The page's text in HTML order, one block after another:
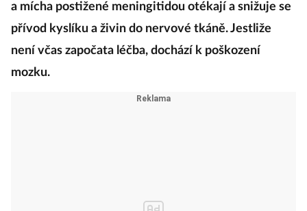
a mícha postižené meningitidou otékají a snižuje se
přívod kyslíku a živin do nervové tkáně. Jestliže
není včas započata léčba, dochází k poškození
mozku.